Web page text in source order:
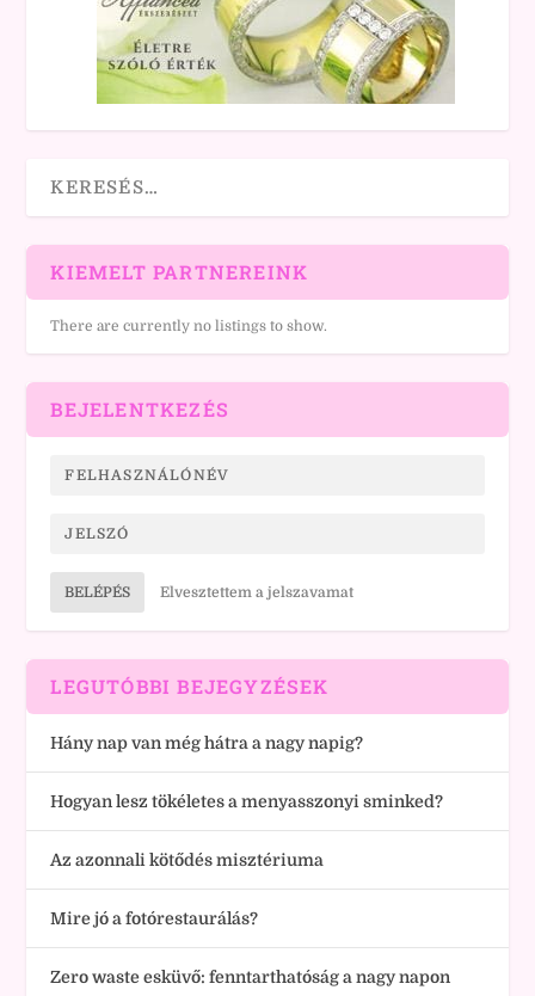
KIEMELT PARTNEREINK
There are currently no listings to show.
BEJELENTKEZÉS
BELÉPÉS Elvesztettem a jelszavamat
LEGUTÓBBI BEJEGYZÉSEK
Hány nap van még hátra a nagy napig?
Hogyan lesz tökéletes a menyasszonyi sminked?
Az azonnali kötődés misztériuma
Mire jó a fotórestaurálás?
Zero waste esküvő: fenntarthatóság a nagy napon